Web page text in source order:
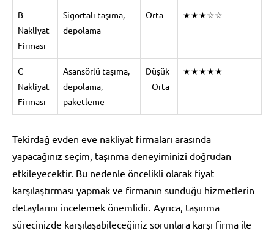
B
Nakliyat
Firması
Sigortalı taşıma,
depolama
Orta ★★★☆☆
C
Nakliyat
Firması
Asansörlü taşıma,
depolama,
paketleme
Düşük
– Orta
★★★★★
Tekirdağ evden eve nakliyat firmaları arasında
yapacağınız seçim, taşınma deneyiminizi doğrudan
etkileyecektir. Bu nedenle öncelikli olarak fiyat
karşılaştırması yapmak ve firmanın sunduğu hizmetlerin
detaylarını incelemek önemlidir. Ayrıca, taşınma
sürecinizde karşılaşabileceğiniz sorunlara karşı firma ile